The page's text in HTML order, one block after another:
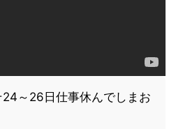
24～26日仕事休んでしまお